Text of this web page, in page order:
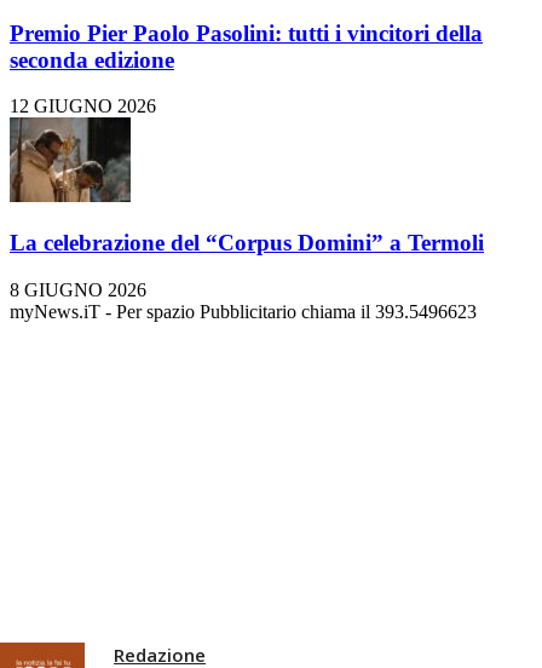
Premio Pier Paolo Pasolini: tutti i vincitori della
seconda edizione
12 GIUGNO 2026
La celebrazione del “Corpus Domini” a Termoli
8 GIUGNO 2026
myNews.iT - Per spazio Pubblicitario chiama il 393.5496623
Redazione